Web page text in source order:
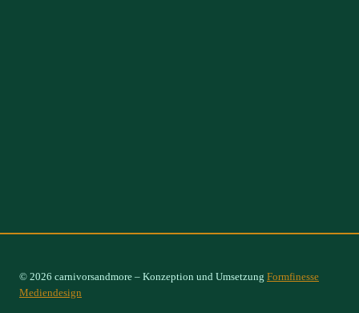
© 2026 carnivorsandmore – Konzeption und Umsetzung Formfinesse
Mediendesign